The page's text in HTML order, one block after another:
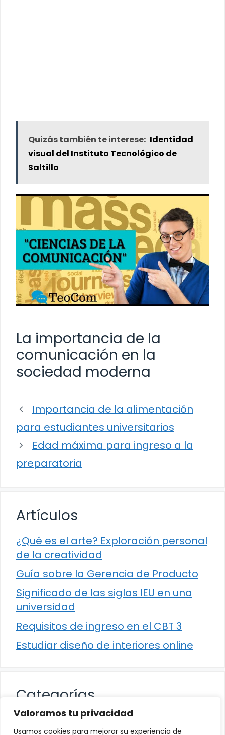
Valoramos tu privacidad
Usamos cookies para mejorar su experiencia de
Quizás también te interese: Identidad
visual del Instituto Tecnológico de
Saltillo
La importancia de la
comunicación en la
sociedad moderna
Importancia de la alimentación
para estudiantes universitarios
Edad máxima para ingreso a la
preparatoria
Artículos
¿Qué es el arte? Exploración personal
de la creatividad
Guía sobre la Gerencia de Producto
Significado de las siglas IEU en una
universidad
Requisitos de ingreso en el CBT 3
Estudiar diseño de interiores online
Categorías
Cultura